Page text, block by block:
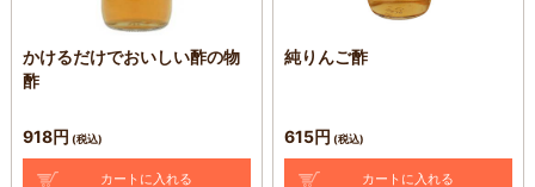
かけるだけでおいしい酢の物
酢
918円 (税込)
純りんご酢
615円 (税込)